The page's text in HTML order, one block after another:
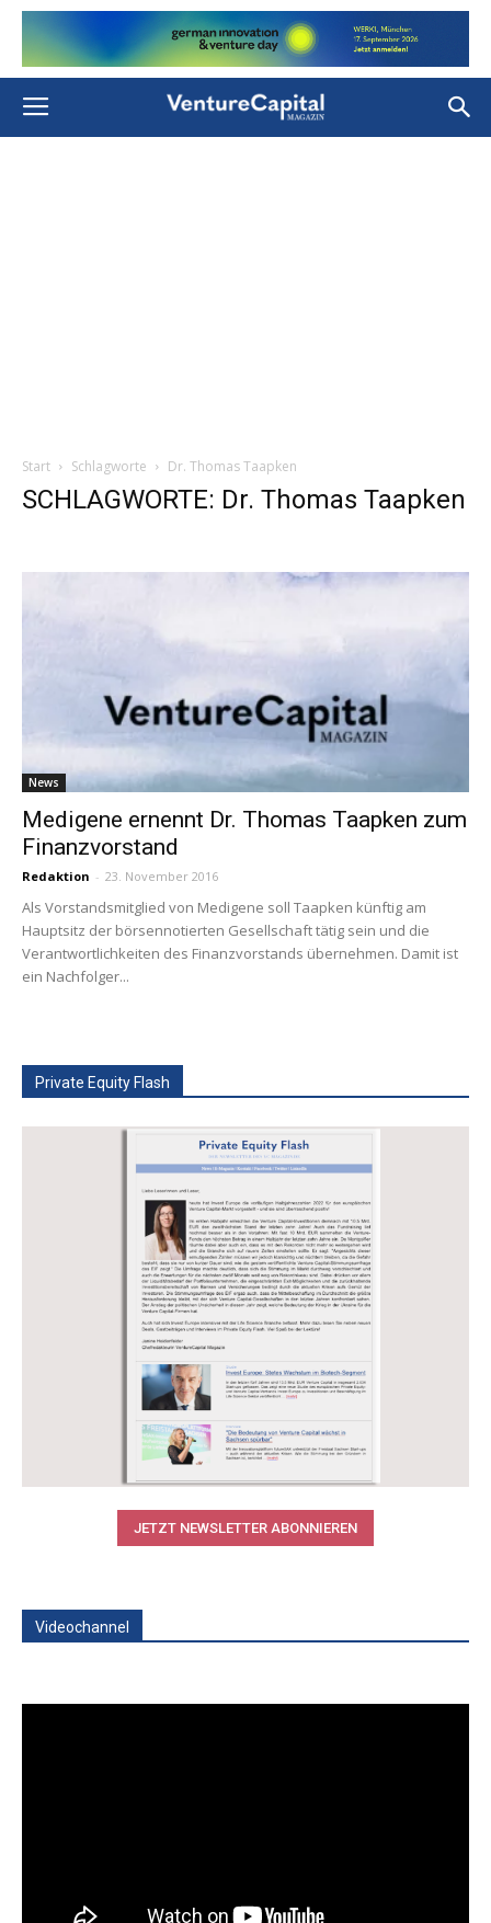
Start Schlagworte Dr. Thomas Taapken
SCHLAGWORTE: Dr. Thomas Taapken
News
Medigene ernennt Dr. Thomas Taapken zum
Finanzvorstand
Redaktion - 23. November 2016
Als Vorstandsmitglied von Medigene soll Taapken künftig am
Hauptsitz der börsennotierten Gesellschaft tätig sein und die
Verantwortlichkeiten des Finanzvorstands übernehmen. Damit ist
ein Nachfolger...
Private Equity Flash
JETZT NEWSLETTER ABONNIEREN
Videochannel